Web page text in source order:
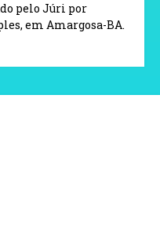
pelo Júri por
em Amargosa-BA.